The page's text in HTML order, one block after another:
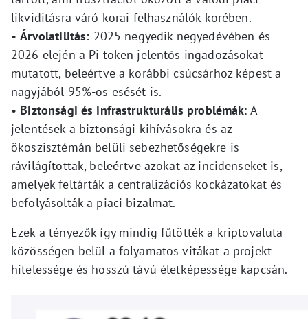
likviditásra váró korai felhasználók körében.
•Árvolatilitás: 2025 negyedik negyedévében és
2026 elején a Pi token jelentős ingadozásokat
mutatott, beleértve a korábbi csúcsárhoz képest a
nagyjából 95%-os esését is.
• Biztonsági és infrastrukturális problémák: A
jelentések a biztonsági kihívásokra és az
ökoszisztémán belüli sebezhetőségekre is
rávilágítottak, beleértve azokat az incidenseket is,
amelyek feltárták a centralizációs kockázatokat és
befolyásolták a piaci bizalmat.
Ezek a tényezők így mindig fűtötték a kriptovaluta
közösségen belül a folyamatos vitákat a projekt
hitelessége és hosszú távú életképessége kapcsán.